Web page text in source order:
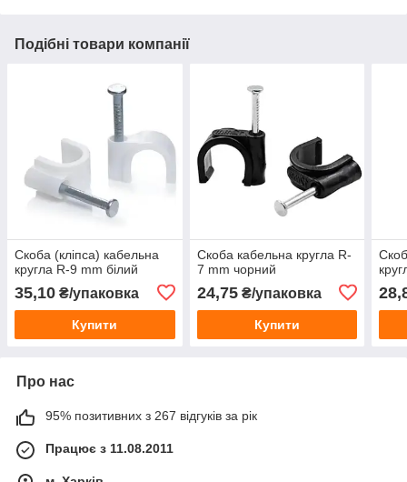
Подібні товари компанії
Скоба (кліпса) кабельна
кругла R-9 mm білий
35,10 ₴/упаковка
Купити
Скоба кабельна кругла R-
7 mm чорний
24,75₴/упаковка
Купити
Про нас
95% позитивних з 267 відгуків за рік
Працює з 11.08.2011